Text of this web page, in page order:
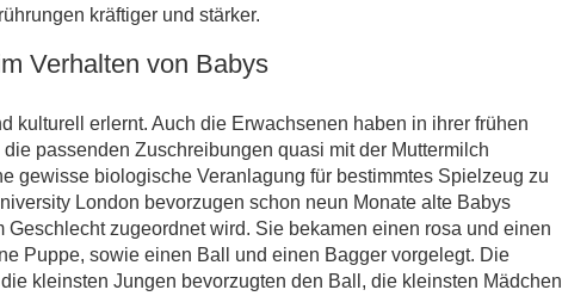
kräftiger und stärker.
Verhalten von Babys
kulturell erlernt. Auch die Erwachsenen haben in ihrer frühen
passenden Zuschreibungen quasi mit der Muttermilch
gewisse biologische Veranlagung für bestimmtes Spielzeug zu
London bevorzugen schon neun Monate alte Babys
zugeordnet wird. Sie bekamen einen rosa und einen
Puppe, sowie einen Ball und einen Bagger vorgelegt. Die
kleinsten Jungen bevorzugten den Ball, die kleinsten Mädchen